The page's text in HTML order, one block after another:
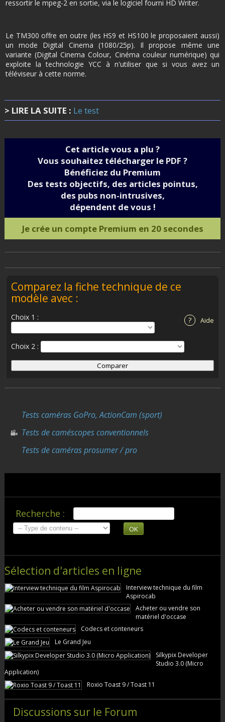
ressortir le mpeg-2 en sortie, via le logiciel fourni HD Writer.
Le TM300 offre en outre (les HS9 et HS100 le proposaient aussi)
un mode Digital Cinema (1080/25p). Il propose même une
variante (Digital Cinema Colour, Cinéma couleur numérique) qui
exploite la technologie YCC à n'utiliser que si vous avez un
téléviseur à cette norme.
> LIRE LA SUITE : Le test
Cet article vous a plu ?
Vous souhaitez télécharger le PDF ?
Bénéficiez du Premium
Des tests objectifs, des articles pointus,
des pubs non-intrusives,
dépendent de vous !
Je crée un compte Premium en 20 secondes
Comparez la fiche technique de ce
modèle avec :
? Aide
Choix 1 :
Choix 2 :
Tests caméras GoPro, ActionCam (sport)
Tests de caméscopes conventionnels
Tests de caméras prosumer / pro
Recherche :
OK
Sélection d'articles en ligne
Interview technique du film
Aspirocab
Acheter ou vendre son
matériel d'occase
Codecs et conteneurs
Le Grand Jeu
Silkypix Developer
Studio 3.0 (Micro
Application)
Roxio Toast 9 / Toast 11
Discussions sur le Forum